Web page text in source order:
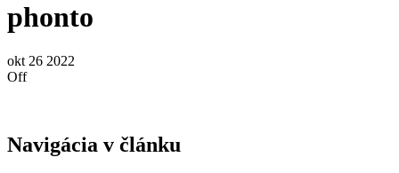
phonto
okt 26 2022
Off
Navigácia v článku